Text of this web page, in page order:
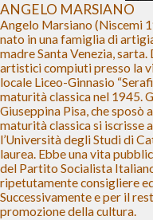
ANGELO MARSIANO
Angelo Marsiano (Niscemi
nato in una famiglia di
madre Santa Venezia,
artistici compiuti presso la
locale Liceo-Ginnasio
maturità classica nel 1945.
Giuseppina Pisa, che sposò
maturità classica si iscrisse
l’Università degli Studi di
laurea. Ebbe una vita
del Partito Socialista
ripetutamente consigliere
Successivamente e per il
promozione della cultura.